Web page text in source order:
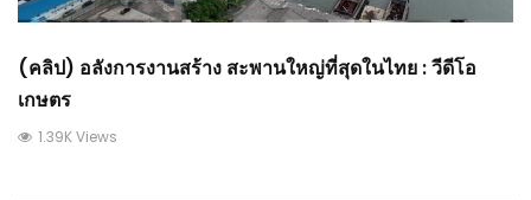
(คลิป) อลังการงานสร้าง สะพานใหญ่ที่สุดในไทย : วีดีโอ
เกษตร
1.39K Views